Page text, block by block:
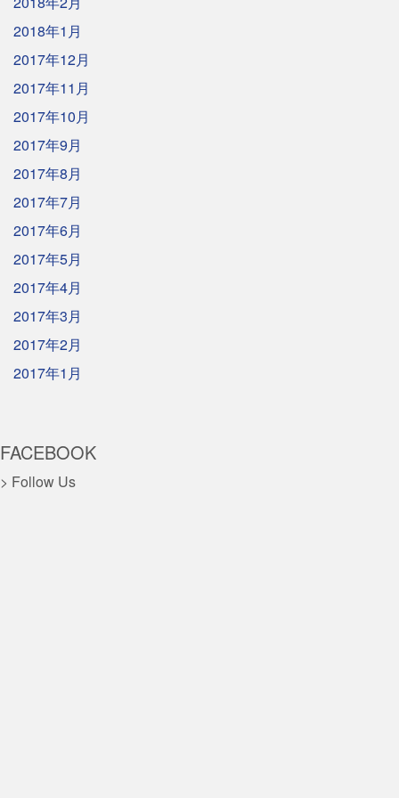
2018年1月
2017年12月
2017年11月
2017年10月
2017年9月
2017年8月
2017年7月
2017年6月
2017年5月
2017年4月
2017年3月
2017年2月
2017年1月
FACEBOOK
> Follow Us